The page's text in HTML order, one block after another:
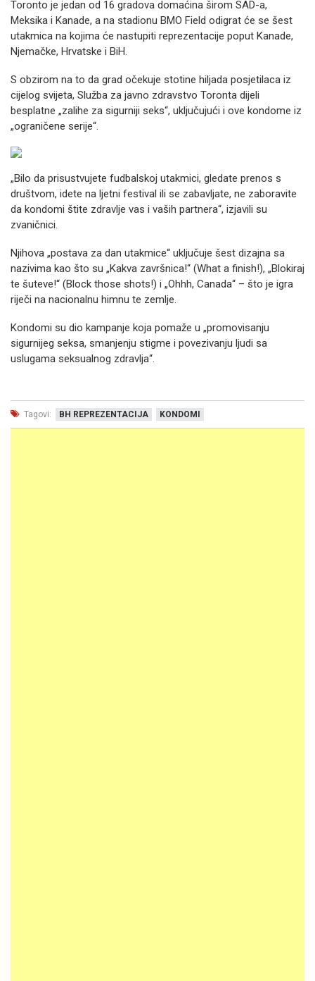
Toronto je jedan od 16 gradova domaćina širom SAD-a,
Meksika i Kanade, a na stadionu BMO Field odigrat će se šest
utakmica na kojima će nastupiti reprezentacije poput Kanade,
Njemačke, Hrvatske i BiH.
S obzirom na to da grad očekuje stotine hiljada posjetilaca iz
cijelog svijeta, Služba za javno zdravstvo Toronta dijeli
besplatne „zalihe za sigurniji seks“, uključujući i ove kondome iz
„ograničene serije“.
„Bilo da prisustvujete fudbalskoj utakmici, gledate prenos s
društvom, idete na ljetni festival ili se zabavljate, ne zaboravite
da kondomi štite zdravlje vas i vaših partnera“, izjavili su
zvaničnici.
Njihova „postava za dan utakmice“ uključuje šest dizajna sa
nazivima kao što su „Kakva završnica!“ (What a finish!), „Blokiraj
te šuteve!“ (Block those shots!) i „Ohhh, Canada“ – što je igra
riječi na nacionalnu himnu te zemlje.
Kondomi su dio kampanje koja pomaže u „promovisanju
sigurnijeg seksa, smanjenju stigme i povezivanju ljudi sa
uslugama seksualnog zdravlja“.
Tagovi: BH REPREZENTACIJA KONDOMI